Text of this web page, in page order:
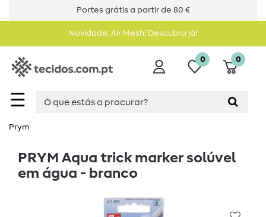
Portes grátis a partir de 80 €
Novidade: Air Mesh! Descubra já!
☰
0 0
Prym
PRYM Aqua trick marker solúvel
em água - branco